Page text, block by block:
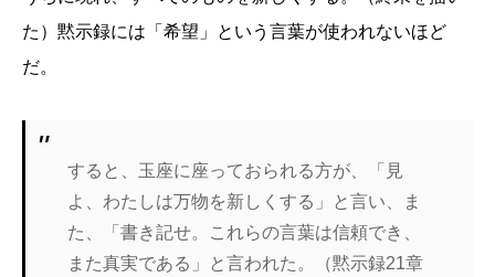
た）黙示録には「希望」という言葉が使われないほど
だ。
すると、玉座に座っておられる方が、「見
よ、わたしは万物を新しくする」と言い、ま
た、「書き記せ。これらの言葉は信頼でき、
また真実である」と言われた。（黙示録21章